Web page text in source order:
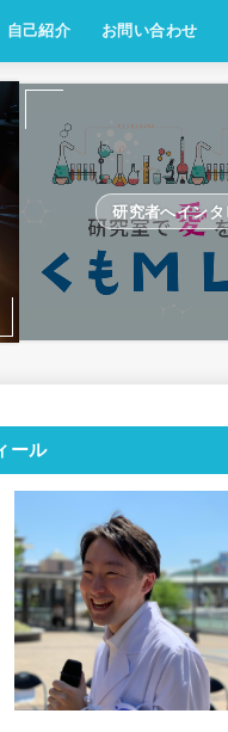
自己紹介 お問い合わせ
研究者へインタ
ール